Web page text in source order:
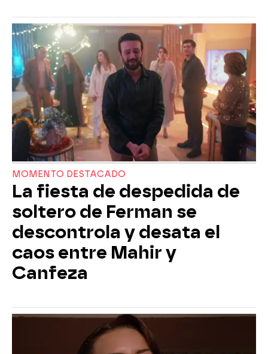
MOMENTO DESTACADO
La fiesta de despedida de
soltero de Ferman se
descontrola y desata el
caos entre Mahir y
Canfeza